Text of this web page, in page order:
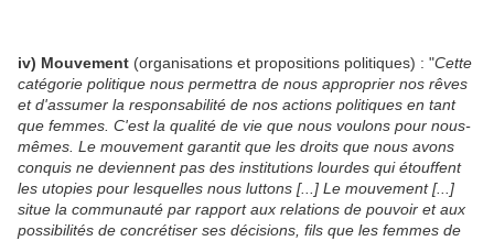
iv) Mouvement (organisations et propositions politiques) : "Cette
catégorie politique nous permettra de nous approprier nos rêves
et d'assumer la responsabilité de nos actions politiques en tant
que femmes. C'est la qualité de vie que nous voulons pour nous-
mêmes. Le mouvement garantit que les droits que nous avons
conquis ne deviennent pas des institutions lourdes qui étouffent
les utopies pour lesquelles nous luttons [...] Le mouvement [...]
situe la communauté par rapport aux relations de pouvoir et aux
possibilités de concrétiser ses décisions, fils que les femmes de